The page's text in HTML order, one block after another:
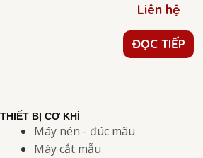
Được
xếp
0
5
sao
Liên hệ
ĐỌC TIẾP
THIẾT BỊ CƠ KHÍ
Máy nén - đúc mãu
Máy cắt mẫu